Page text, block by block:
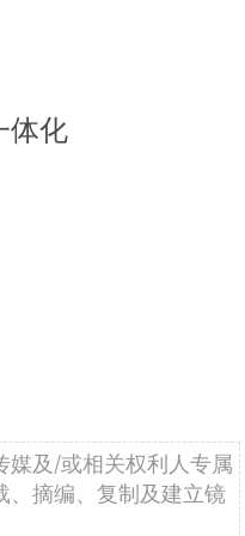
体化
媒及/或相关权利人专属
、摘编、复制及建立镜